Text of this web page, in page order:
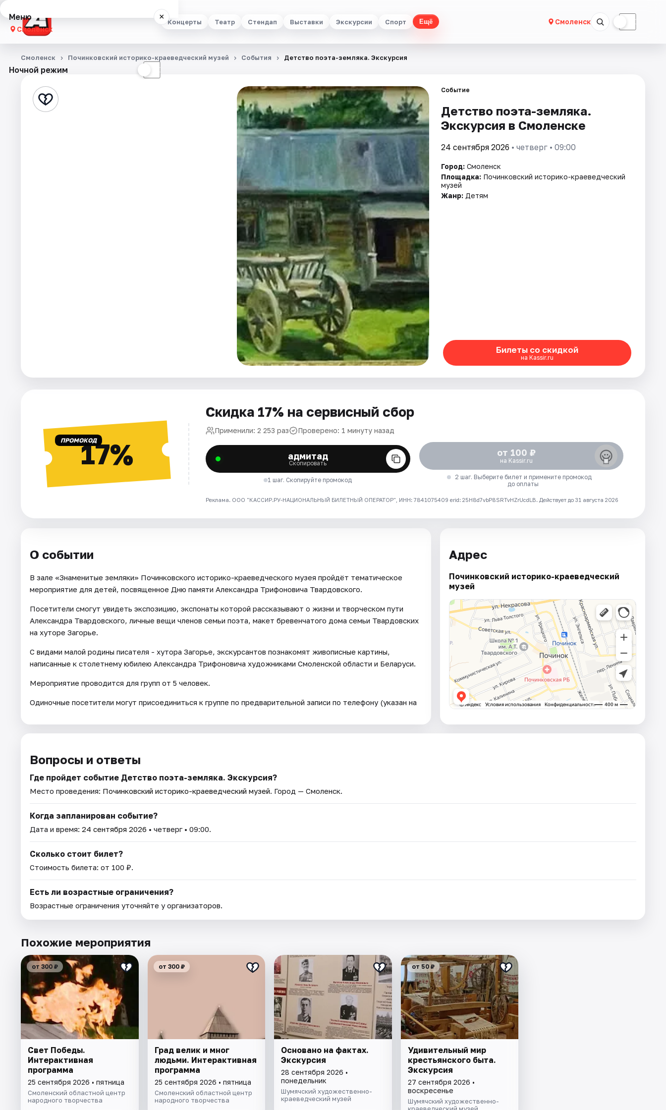
Концерты Театр Стендап Выставки Экскурсии Спорт Ещё Смоленск ☾
Меню ×
Смоленск
Концерты
Стендап
Ночной режим ☾
Смоленск Починковский историко-краеведческий музей События Детство поэта-земляка. Экскурсия
Событие
Детство поэта-земляка.
Экскурсия в Смоленске
24 сентября 2026 • четверг • 09:00
Город: Смоленск
Площадка: Починковский историко-краеведческий
музей
Жанр: Детям
Билеты со скидкой
на Kassir.ru
ПРОМОКОД17%
Скидка 17% на сервисный сбор
Применили: 2 253 раз Проверено: 1 минуту назад
адмитад
Скопировать
1 шаг. Скопируйте промокод
от 100 ₽
на Kassir.ru
2 шаг. Выберите билет и примените промокод
до оплаты
Реклама. ООО "КАССИР.РУ-НАЦИОНАЛЬНЫЙ БИЛЕТНЫЙ ОПЕРАТОР", ИНН: 7841075409 erid: 25H8d7vbP8SRTvHZrUcdLB. Действует до 31 августа 2026
О событии
В зале «Знаменитые земляки» Починковского историко-краеведческого музея пройдёт тематическое
мероприятие для детей, посвященное Дню памяти Александра Трифоновича Твардовского.
Посетители смогут увидеть экспозицию, экспонаты которой рассказывают о жизни и творческом пути
Александра Твардовского, личные вещи членов семьи поэта, макет бревенчатого дома семьи Твардовских
на хуторе Загорье.
С видами малой родины писателя - хутора Загорье, экскурсантов познакомят живописные картины,
написанные к столетнему юбилею Александра Трифоновича художниками Смоленской области и Беларуси.
Мероприятие проводится для групп от 5 человек.
Одиночные посетители могут присоединиться к группе по предварительной записи по телефону (указан на
Адрес
Починковский историко-краеведческий
музей
Вопросы и ответы
Где пройдет событие Детство поэта-земляка. Экскурсия?
Место проведения: Починковский историко-краеведческий музей. Город — Смоленск.
Когда запланирован событие?
Дата и время: 24 сентября 2026 • четверг • 09:00.
Сколько стоит билет?
Стоимость билета: от 100 ₽.
Есть ли возрастные ограничения?
Возрастные ограничения уточняйте у организаторов.
Похожие мероприятия
от 300 ₽
Свет Победы.
Интерактивная
программа
25 сентября 2026 • пятница
Смоленский областной центр
народного творчества
от 300 ₽
Град велик и мног
людьми. Интерактивная
программа
25 сентября 2026 • пятница
Смоленский областной центр
народного творчества
Основано на фактах.
Экскурсия
28 сентября 2026 •
понедельник
Шумячский художественно-
краеведческий музей
от 50 ₽
Удивительный мир
крестьянского быта.
Экскурсия
27 сентября 2026 •
воскресенье
Шумячский художественно-
краеведческий музей